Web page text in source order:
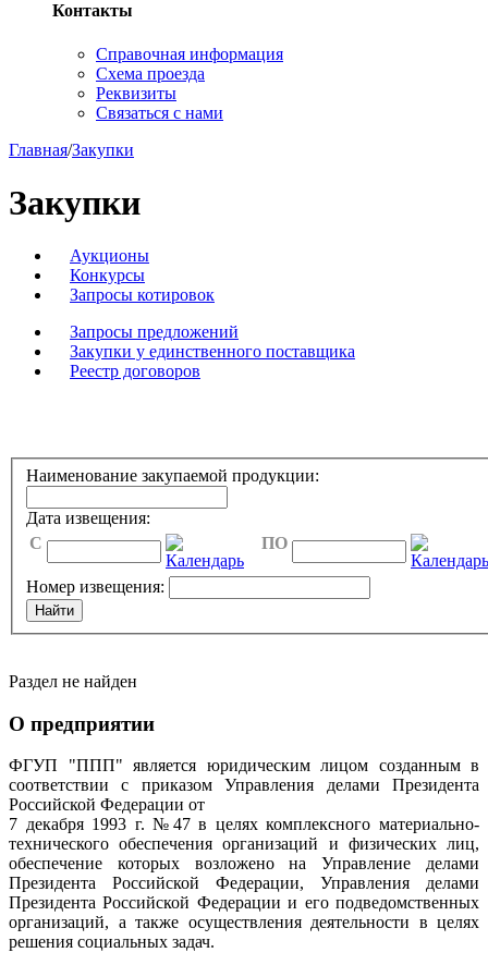
Контакты
Справочная информация
Схема проезда
Реквизиты
Связаться с нами
Главная/Закупки
Закупки
Аукционы
Конкурсы
Запросы котировок
Запросы предложений
Закупки у единственного поставщика
Реестр договоров
Наименование закупаемой продукции:
Дата извещения:
C
ПО
Номер извещения:
Раздел не найден
О предприятии
ФГУП "ППП" является юридическим лицом созданным в
соответствии с приказом Управления делами Президента
Российской Федерации от
7 декабря 1993 г. №47 в целях комплексного материально-
технического обеспечения организаций и физических лиц,
обеспечение которых возложено на Управление делами
Президента Российской Федерации, Управления делами
Президента Российской Федерации и его подведомственных
организаций, а также осуществления деятельности в целях
решения социальных задач.